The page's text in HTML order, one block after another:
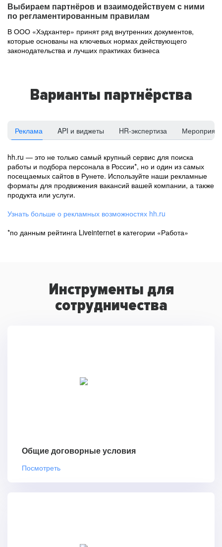
Выбираем партнёров и взаимодействуем с ними
по регламентированным правилам
В ООО «Хэдхантер» принят ряд внутренних документов,
которые основаны на ключевых нормах действующего
законодательства и лучших практиках бизнеса
Варианты партнёрства
Реклама API и виджеты HR-экспертиза
hh.ru — это не только самый крупный сервис для поиска
работы и подбора персонала в России*, но и один из самых
посещаемых сайтов в Рунете. Используйте наши рекламные
форматы для продвижения вакансий вашей компании, а также
продукта или услуги.
Узнать больше о рекламных возможностях hh.ru
*по данным рейтинга Liveinternet в категории «Работа»
Инструменты для
сотрудничества
Общие договорные условия
Посмотреть